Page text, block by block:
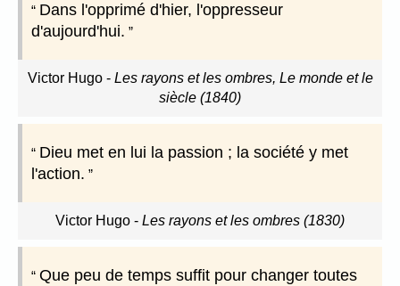
Dans l'opprimé d'hier, l'oppresseur
d'aujourd'hui.
Victor Hugo- Les rayons et les ombres, Le monde et le
siècle (1840)
Dieu met en lui la passion ; la société y met
l'action.
Victor Hugo - Les rayons et les ombres (1830)
Que peu de temps suffit pour changer toutes